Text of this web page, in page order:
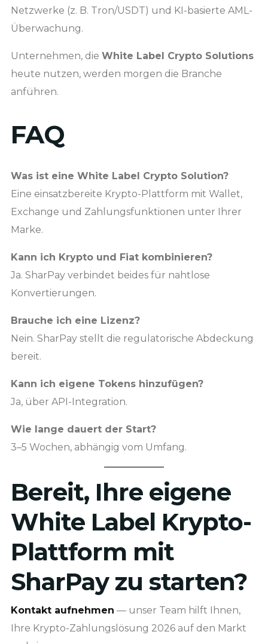
Netzwerke (z. B. Tron/USDT) und KI-basierte AML-
Überwachung.
Unternehmen, die White Label Crypto Solutions
heute nutzen, werden morgen die Branche
anführen.
FAQ
Was ist eine White Label Crypto Solution?
Eine einsatzbereite Krypto-Plattform mit Wallet,
Exchange und Zahlungsfunktionen unter Ihrer
Marke.
Kann ich Krypto und Fiat kombinieren?
Ja. SharPay verbindet beides für nahtlose
Konvertierungen.
Brauche ich eine Lizenz?
Nein. SharPay stellt die regulatorische Abdeckung
bereit.
Kann ich eigene Tokens hinzufügen?
Ja, über API-Integration.
Wie lange dauert der Start?
3–5 Wochen, abhängig vom Umfang.
Bereit, Ihre eigene
White Label Krypto-
Plattform mit
SharPay zu starten?
Kontakt aufnehmen — unser Team hilft Ihnen,
Ihre Krypto-Zahlungslösung 2026 auf den Markt